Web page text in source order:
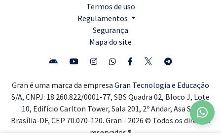
Termos de uso
Regulamentos
Segurança
Mapa do site
Gran é uma marca da empresa Gran Tecnologia e Educação
S/A, CNPJ: 18.260.822/0001-77, SBS Quadra 02, Bloco J, Lote
10, Edifício Carlton Tower, Sala 201, 2º Andar, Asa Sul,
Brasília-DF, CEP 70.070-120. Gran - 2026 © Todos os direitos
reservados ®